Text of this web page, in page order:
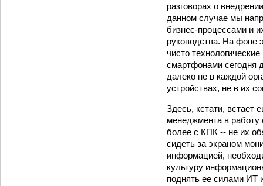
разговорах о
данном случае мы
бизнес-процессами и
руководства. На фоне
чисто
смартфонами сегодня
далеко не в каждой
устройствах, не в их
Здесь, кстати, встает
менеджмента в работу
более с КПК -- не их
сидеть за экраном
информацией,
культуру
поднять ее силами ИТ